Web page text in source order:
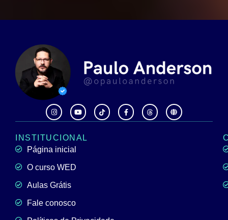
INSTITUCIONAL
Página inicial
O curso WED
Aulas Grátis
Fale conosco